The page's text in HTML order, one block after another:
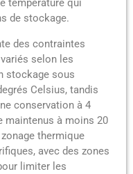
température qui
de stockage.
des contraintes
selon les
stockage sous
Celsius, tandis
conservation à 4
maintenus à moins 20
thermique
avec des zones
limiter les